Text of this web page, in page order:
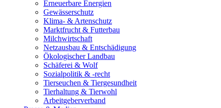
Erneuerbare Energien
Gewässerschutz
Klima- & Artenschutz
Marktfrucht & Futterbau
Milchwirtschaft
Netzausbau & Entschädigung
Ökologischer Landbau
Schäferei & Wolf
Sozialpolitik & -recht
Tierseuchen & Tiergesundheit
Tierhaltung & Tierwohl
Arbeitgeberverband